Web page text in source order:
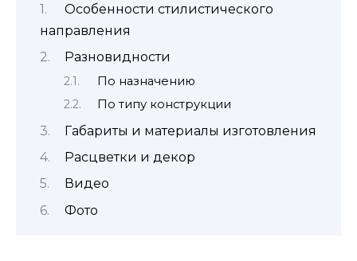
Особенности стилистического
направления
Разновидности
По назначению
По типу конструкции
Габариты и материалы изготовления
Расцветки и декор
Видео
Фото